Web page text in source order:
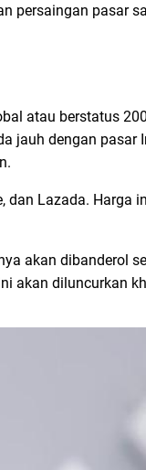
persaingan pasar
atau berstatus
jauh dengan pasar
dan Lazada. Harga
akan dibanderol
akan diluncurkan